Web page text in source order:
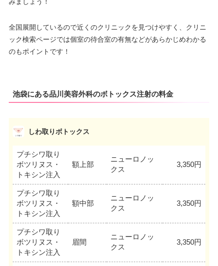
全国展開しているので近くのクリニックを見つけやすく、クリニ
ック検索ページでは個室の待合室の有無などがあらかじめわかる
のもポイントです！
池袋にある品川美容外科のボトックス注射の料金
しわ取りボトックス
プチシワ取り
ボツリヌス・
トキシン注入
額上部
ニューロノッ
クス
3,350円
プチシワ取り
ボツリヌス・
トキシン注入
額中部
ニューロノッ
クス
3,350円
プチシワ取り
ボツリヌス・
トキシン注入
眉間
ニューロノッ
クス
3,350円